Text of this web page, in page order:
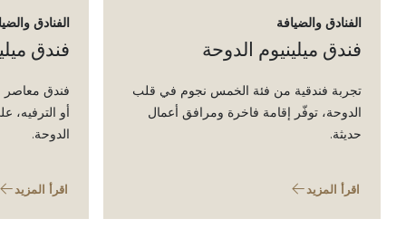
الفنادق والضيافة
فندق ميلينيوم الدوحة
تجربة فندقية من فئة الخمس نجوم في قلب
الدوحة، توفّر إقامة فاخرة ومرافق أعمال
حديثة.
اقرأ المزيد
الفنادق
فندق
فندق معاصر
أو الترفيه،
الدوحة.
اقرأ المزيد